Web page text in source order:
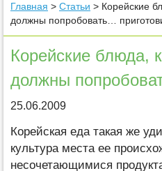
Главная > Статьи > Корейские
должны попробовать…
Корейские блюда,
должны
25.06.2009
Корейская еда такая же
культура места ее
несочетающимися